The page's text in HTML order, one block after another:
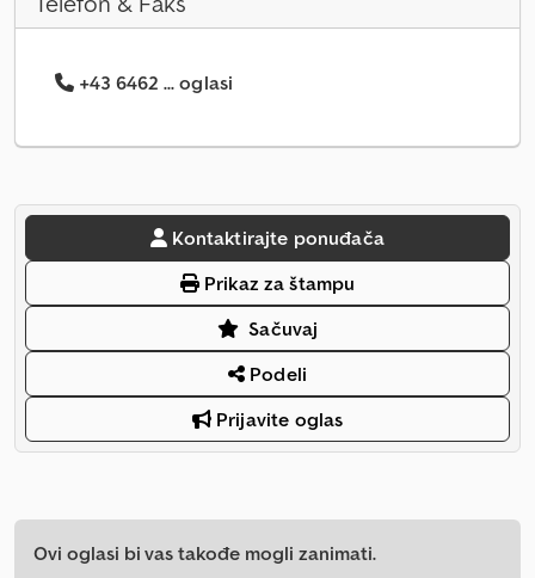
+43 6462 ... oglasi
Kontaktirajte ponuđača
Prikaz za štampu
Sačuvaj
Podeli
Prijavite oglas
Ovi oglasi bi vas takođe mogli zanimati.